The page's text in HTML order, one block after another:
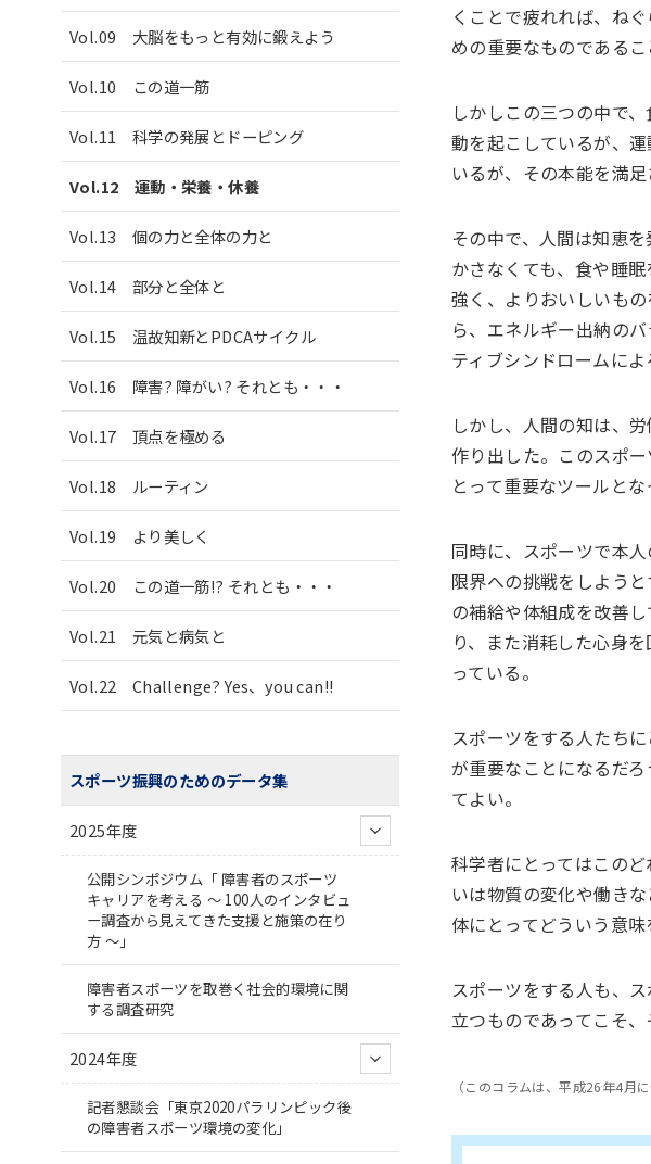
くことで疲れれば、ね
めの重要なものであるこ
しかしこの三つの中で
動を起こしているが、
いるが、その本能を満
その中で、人間は知恵
かさなくても、食や睡
強く、よりおいしいも
ら、エネルギー出納の
ティブシンドロームに
しかし、人間の知は、
作り出した。このスポ
とって重要なツールとな
同時に、スポーツで本
限界への挑戦をしよう
の補給や体組成を改善
り、また消耗した心身
っている。
スポーツをする人たち
が重要なことになるだ
てよい。
科学者にとってはこの
いは物質の変化や働き
体にとってどういう意
スポーツをする人も、
立つものであってこそ
（このコラムは、平成26年4月
Vol.09 大脳をもっと有効に鍛えよう
Vol.10 この道一筋
Vol.11 科学の発展とドーピング
Vol.12 運動・栄養・休養
Vol.13 個の力と全体の力と
Vol.14 部分と全体と
Vol.15 温故知新とPDCAサイクル
Vol.16 障害? 障がい? それとも・・・
Vol.17 頂点を極める
Vol.18 ルーティン
Vol.19 より美しく
Vol.20 この道一筋!? それとも・・・
Vol.21 元気と病気と
Vol.22 Challenge? Yes、you can!!
スポーツ振興のためのデータ集
2025年度
公開シンポジウム「 障害者のスポーツ
キャリアを考える ～ 100人のインタビュ
ー調査から見えてきた支援と施策の在り
方 ～」
障害者スポーツを取巻く社会的環境に関
する調査研究
2024年度
記者懇談会「東京2020パラリンピック後
の障害者スポーツ環境の変化」